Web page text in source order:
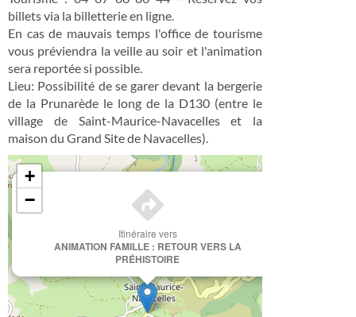
billets via la billetterie en ligne.
En cas de mauvais temps l'office de tourisme
vous préviendra la veille au soir et l'animation
sera reportée si possible.
Lieu: Possibilité de se garer devant la bergerie
de la Prunarède le long de la D130 (entre le
village de Saint-Maurice-Navacelles et la
maison du Grand Site de Navacelles).
Itinéraire vers
ANIMATION FAMILLE : RETOUR VERS LA
PRÉHISTOIRE
+
−